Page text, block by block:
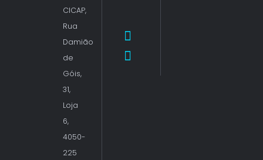
CICAP,
Rua
Damião
de
Góis,
31,
Loja
6,
4050-
225